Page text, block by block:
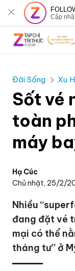
Cập
Đời Sống Xu
Sốt vé
toàn
máy
Hạ Cúc
Chủ nhật, 25/2/
Nhiều
đang đặt vé
mại có thể
tháng tư” ở